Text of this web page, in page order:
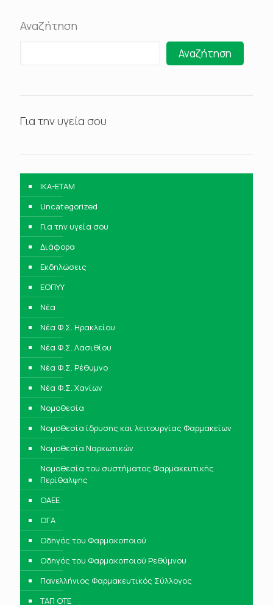
Αναζήτηση
Αναζήτηση
Για την υγεία σου
IKA-ETAM
Uncategorized
Για την υγεία σου
Διάφορα
Εκδηλώσεις
ΕΟΠΥΥ
Νέα
Νέα Φ.Σ. Ηρακλείου
Νέα Φ.Σ. Λασιθίου
Νέα Φ.Σ. Ρέθυμνο
Νέα Φ.Σ. Χανίων
Νομοθεσία
Νομοθεσία ίδρυσης και λειτουργίας Φαρμακείων
Νομοθεσία Ναρκωτικών
Νομοθεσία του συστήματος Φαρμακευτικής
Περίθαλψης
ΟΑΕΕ
ΟΓΑ
Οδηγός του Φαρμακοποιού
Οδηγός του Φαρμακοποιού Ρεθύμνου
Πανελλήνιος Φαρμακευτικός Σύλλογος
ΤΑΠ ΟΤΕ